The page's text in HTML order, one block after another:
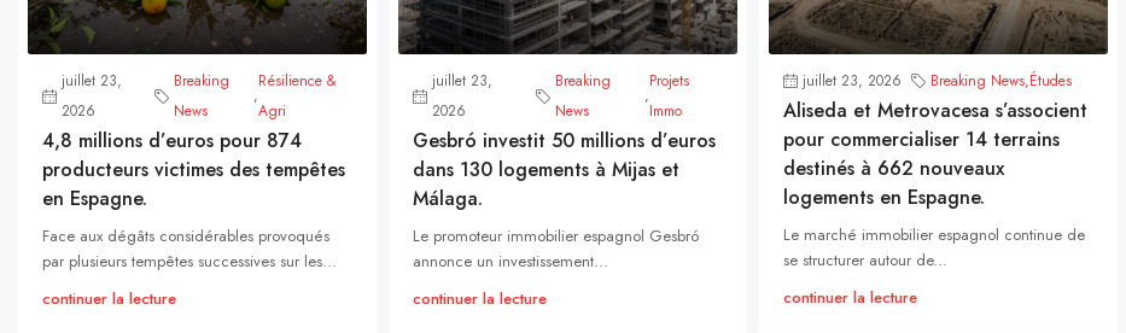
juillet 23,
2026
Breaking
News
,
Résilience &
Agri
4,8 millions d’euros pour 874
producteurs victimes des tempêtes
en Espagne.
Face aux dégâts considérables provoqués
par plusieurs tempêtes successives sur les...
continuer la lecture
juillet 23,
2026
Breaking
News
,
Projets
Immo
Gesbró investit 50 millions d’euros
dans 130 logements à Mijas et
Málaga.
Le promoteur immobilier espagnol Gesbró
annonce un investissement...
continuer la lecture
juillet 23, 2026 Breaking News,Études
Aliseda et Metrovacesa s’associent
pour commercialiser 14 terrains
destinés à 662 nouveaux
logements en Espagne.
Le marché immobilier espagnol continue de
se structurer autour de...
continuer la lecture